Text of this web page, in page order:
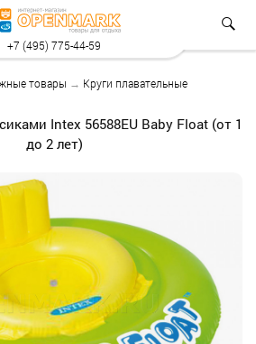
+7 (495) 775-44-59
товары → Круги плавательные
Intex 56588EU Baby Float (от 1
до 2 лет)